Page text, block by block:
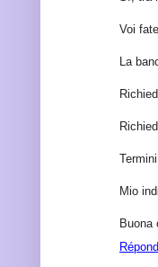
Voi
La
Mio
Buona